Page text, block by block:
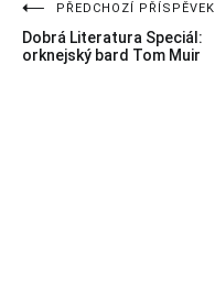
Navigace
pro
PŘEDCHOZÍ PŘÍSPĚVEK
Dobrá Literatura Speciál:
orknejský bard Tom Muir